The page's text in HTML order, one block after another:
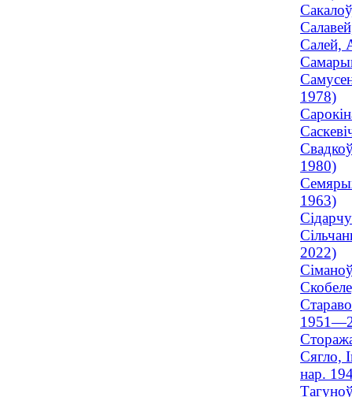
Салей,
1978)
1980)
1963)
2022)
Сягло,
нар.